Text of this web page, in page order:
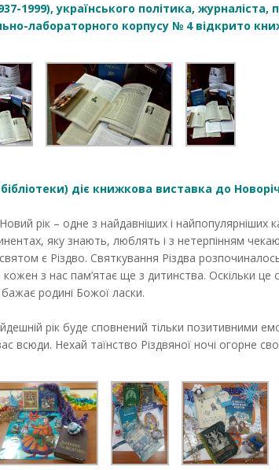
1999), українського політика, журналіста,
лабораторного корпусу № 4 відкрито
діє книжкова виставка до
рік – одне з найдавніших і
яку знають, люблять і з нетерпінням
є Різдво. Святкування Різдва
з нас пам’ятає ще з дитинства. Оскільки
родині Божої ласки.
рік буде сповнений тільки позитивними
Нехай таїнство Різдвяної ночі огорне